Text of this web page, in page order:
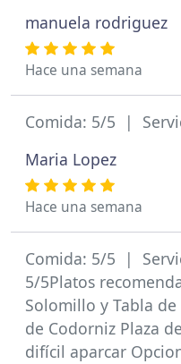
manuela rodriguez
Hace una semana
Comida: 5/5 |
Maria Lopez
Hace una semana
Comida: 5/5 |
5/5Platos
Solomillo y Tabla
de Codorniz Plaza
difícil aparcar